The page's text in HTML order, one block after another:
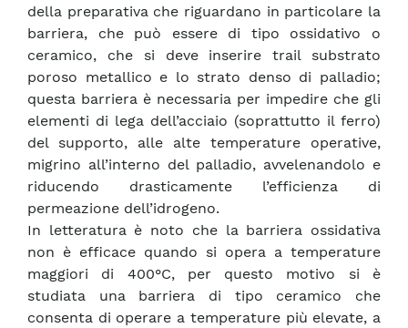
della preparativa che riguardano in particolare la
barriera, che può essere di tipo ossidativo o
ceramico, che si deve inserire trail substrato
poroso metallico e lo strato denso di palladio;
questa barriera è necessaria per impedire che gli
elementi di lega dell’acciaio (soprattutto il ferro)
del supporto, alle alte temperature operative,
migrino all’interno del palladio, avvelenandolo e
riducendo drasticamente l’efficienza di
permeazione dell’idrogeno.
In letteratura è noto che la barriera ossidativa
non è efficace quando si opera a temperature
maggiori di 400°C, per questo motivo si è
studiata una barriera di tipo ceramico che
consenta di operare a temperature più elevate, a